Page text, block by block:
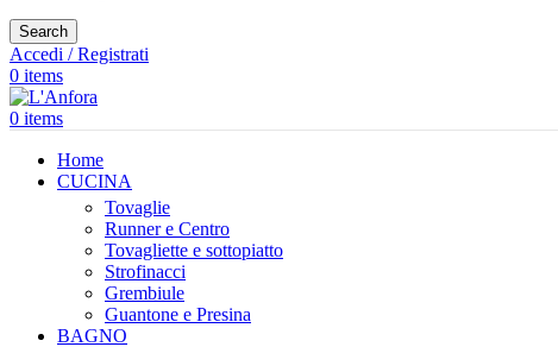
Search
Accedi / Registrati
0 items
0 items
Home
CUCINA
Tovaglie
Runner e Centro
Tovagliette e sottopiatto
Strofinacci
Grembiule
Guantone e Presina
BAGNO